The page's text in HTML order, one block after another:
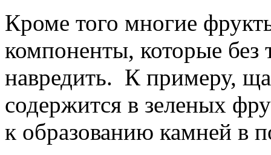
Кроме того многие
компоненты, которые без
навредить. К примеру,
содержится в зеленых
к образованию камней в